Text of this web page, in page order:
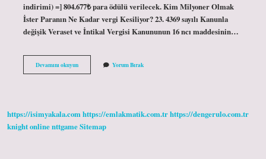
indirimi) =] 804.677₺ para ödülü verilecek. Kim Milyoner Olmak
İster Paranın Ne Kadar vergi Kesiliyor? 23. 4369 sayılı Kanunla
değişik Veraset ve İntikal Vergisi Kanununun 16 ncı maddesinin…
Devamını okuyunKim
Milyoner
Vergi
Yorum Bırak
https://isimyakala.comhttps://emlakmatik.com.trhttps://dengerulo.com.tr
knight onlinenttgameSitemap